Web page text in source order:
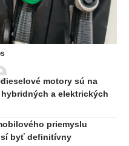
motory sú na
a elektrických
priemyslu
byť definitívny